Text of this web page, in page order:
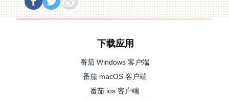
下载应用
番茄 Windows 客户端
番茄 macOS 客户端
番茄 ios 客户端